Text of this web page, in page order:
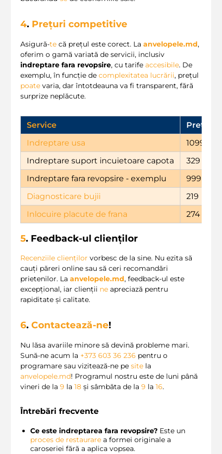
4. Prețuri competitive
Asigură-te că prețul este corect. La anvelopele.md,
oferim o gamă variată de servicii, inclusiv
indreptare fara revopsire, cu tarife accesibile. De
exemplu, în funcție de complexitatea lucrării, prețul
poate varia, dar întotdeauna va fi transparent, fără
surprize neplăcute.
Service
Preț
Indreptare usa
1099
Indreptare suport incuietoare capota
329
Indreptare fara revopsire - exemplu
999
Diagnosticare bujii
219
Inlocuire placute de frana
274
5. Feedback-ul clienților
Recenziile clienților vorbesc de la sine. Nu ezita să
cauți păreri online sau să ceri recomandări
prietenilor. La anvelopele.md, feedback-ul este
excepțional, iar clienții ne apreciază pentru
rapiditate și calitate.
6. Contactează-ne!
Nu lăsa avariile minore să devină probleme mari.
Sună-ne acum la +373 603 36 236 pentru o
programare sau vizitează-ne pe site la
anvelopele.md! Programul nostru este de luni până
vineri de la 9 la 18 și sâmbăta de la 9 la 16.
Întrebări frecvente
Ce este indreptarea fara revopsire? Este un
proces de restaurare a formei originale a
caroseriei fără a aplica vopsea.